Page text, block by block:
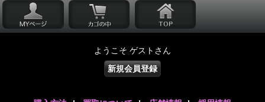
ようこそ ゲストさん
新規会員登録